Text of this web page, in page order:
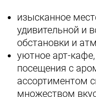
изысканное
удивительной и
обстановки и
уютное арт-
посещения с
ассортиментом
множеством